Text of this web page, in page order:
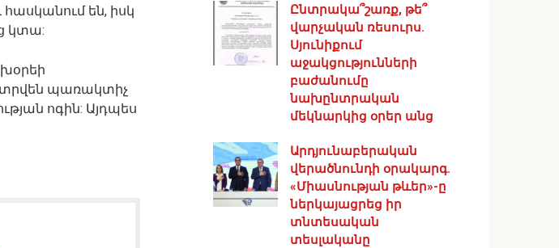
հասկանում են, իսկ
կտա:
պառակտիչ
ոգին: Այդպես
Ընտրակա՞շառք, թե՞
վարչական ռեսուրս․
Սյունիքում
աջակցությունների
բաժանումը
նախընտրական
մեկնարկից օրեր անց
Արդյունաբերական
վերածնունդի օրակարգ․
«Միասնության թևեր»-ը
ներկայացրեց իր
տնտեսական
տեսլականը